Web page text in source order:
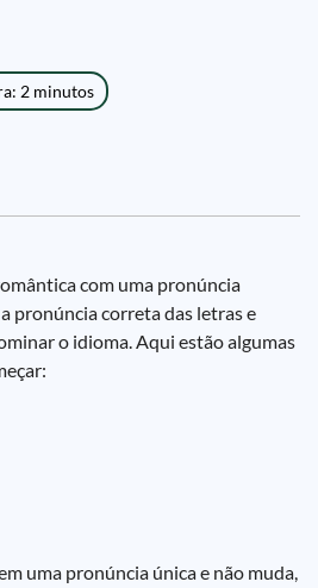
2 minutos
com uma pronúncia
pronúncia correta das letras e
o idioma. Aqui estão algumas
uma pronúncia única e não muda,